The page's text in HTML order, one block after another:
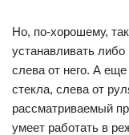
Но, по-хорошему,
устанавливать либо
слева от него. А
стекла, слева от
рассматриваемый
умеет работать в